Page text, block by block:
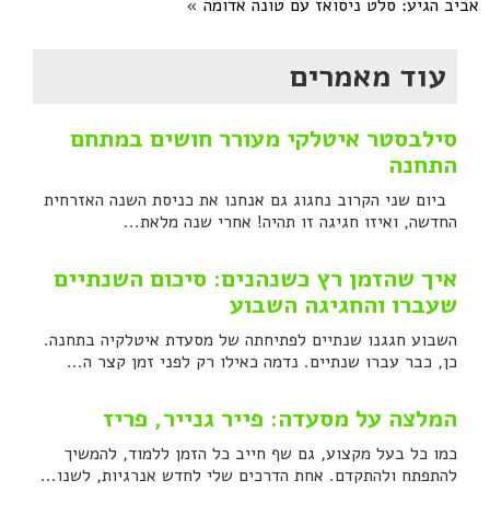
אביב הגיע: סלט ניסואז עם טונה אדומה »
עוד מאמרים
סילבסטר איטלקי מעורר חושים במתחם
התחנה
ביום שני הקרוב נחגוג גם אנחנו את כניסת השנה האזרחית
החדשה, ואיזו חגיגה זו תהיה! אחרי שנה מלאת...
איך שהזמן רץ כשנהנים: סיכום השנתיים
שעברו והחגיגה השבוע
השבוע חגגנו שנתיים לפתיחתה של מסעדת איטלקיה בתחנה.
כן, כבר עברו שנתיים. נדמה כאילו רק לפני זמן קצר ה...
המלצה על מסעדה: פייר גנייר, פריז
כמו כל בעל מקצוע, גם שף חייב כל הזמן ללמוד, להמשיך
להתפתח ולהתקדם. אחת הדרכים שלי לחדש אנרגיות, לשנו...